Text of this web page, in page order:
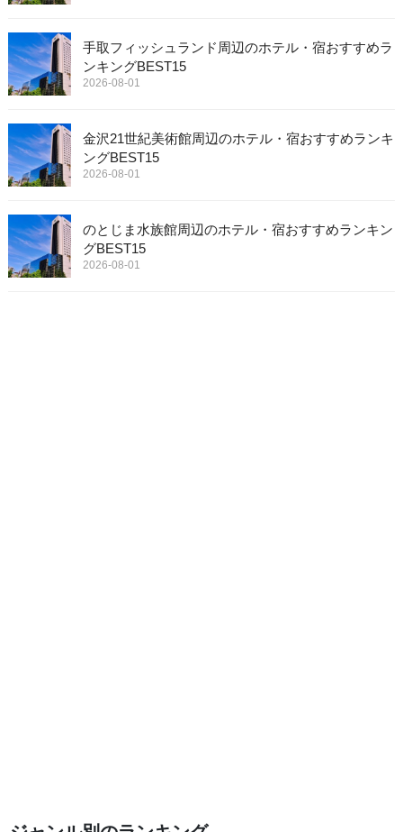
手取フィッシュランド周辺のホテル・宿おすすめラ
ンキングBEST15
2026-08-01
金沢21世紀美術館周辺のホテル・宿おすすめランキ
ングBEST15
2026-08-01
のとじま水族館周辺のホテル・宿おすすめランキン
グBEST15
2026-08-01